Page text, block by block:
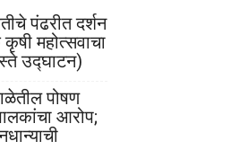
पंढरीत दर्शन
महोत्सवाचा
उद्घाटन)
पोषण
आरोप;